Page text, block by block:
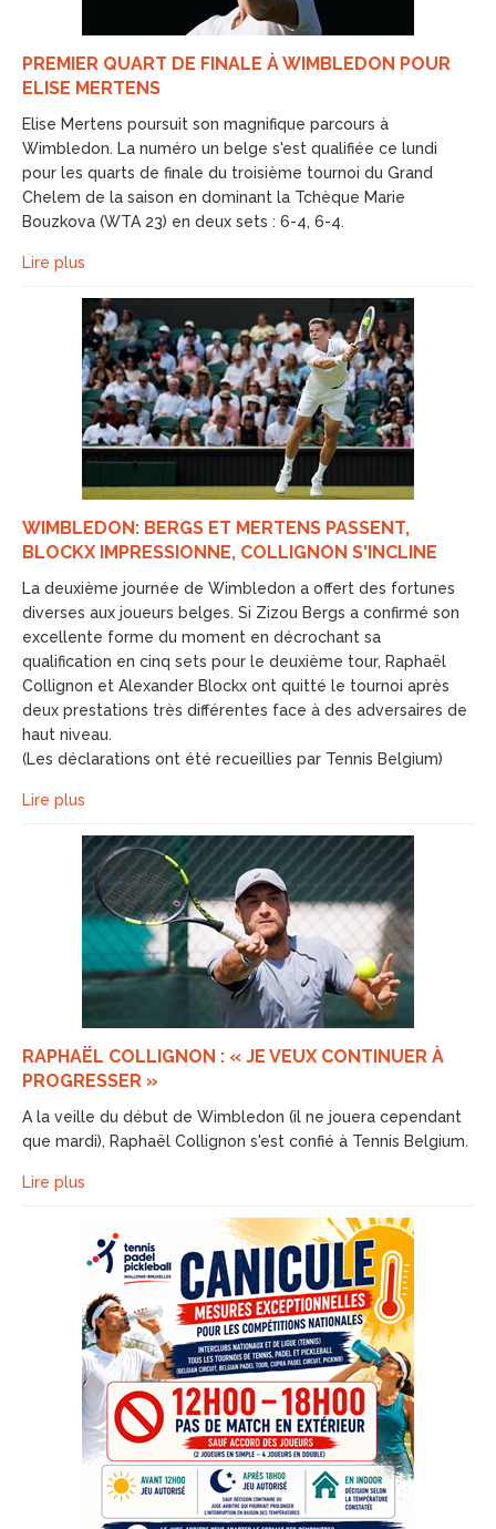
PREMIER QUART DE FINALE À WIMBLEDON POUR
ELISE MERTENS
Elise Mertens poursuit son magnifique parcours à
Wimbledon. La numéro un belge s'est qualifiée ce lundi
pour les quarts de finale du troisième tournoi du Grand
Chelem de la saison en dominant la Tchèque Marie
Bouzkova (WTA 23) en deux sets : 6-4, 6-4.
Lire plus
WIMBLEDON: BERGS ET MERTENS PASSENT,
BLOCKX IMPRESSIONNE, COLLIGNON S'INCLINE
La deuxième journée de Wimbledon a offert des fortunes
diverses aux joueurs belges. Si Zizou Bergs a confirmé son
excellente forme du moment en décrochant sa
qualification en cinq sets pour le deuxième tour, Raphaël
Collignon et Alexander Blockx ont quitté le tournoi après
deux prestations très différentes face à des adversaires de
haut niveau.
(Les déclarations ont été recueillies par Tennis Belgium)
Lire plus
RAPHAËL COLLIGNON : « JE VEUX CONTINUER À
PROGRESSER »
A la veille du début de Wimbledon (il ne jouera cependant
que mardi), Raphaël Collignon s'est confié à Tennis Belgium.
Lire plus